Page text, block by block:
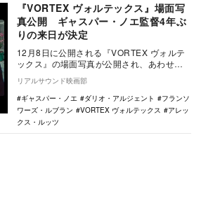
『VORTEX ヴォルテックス』場面写
真公開 ギャスパー・ノエ監督4年ぶ
りの来日が決定
12月8日に公開される『VORTEX ヴォルテ
ックス』の場面写真が公開され、あわせて
ギャスパー・ノエ監督の来日が発表され
た。 …
リアルサウンド映画部
ギャスパー・ノエ
ダリオ・アルジェント
フランソ
ワーズ・ルブラン
VORTEX ヴォルテックス
アレッ
クス・ルッツ